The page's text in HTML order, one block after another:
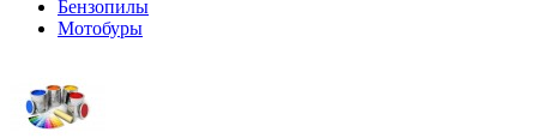
Бензопилы
Мотобуры